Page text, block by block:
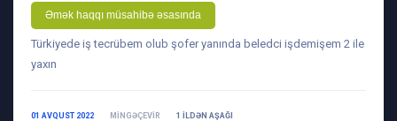
Əmək haqqı müsahibə əsasında
Türkiyede iş tecrübem olub şofer yanında beledci işdemişem 2 ile
yaxın
01 AVQUST 2022 MINGƏÇEVIR 1 ILDƏN AŞAĞI